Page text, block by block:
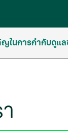
ในการกํากับดูแล